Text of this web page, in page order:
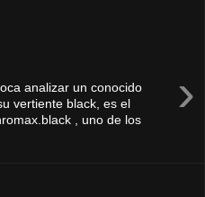
›
analizar un conocido
vertiente black, es el
, uno de los